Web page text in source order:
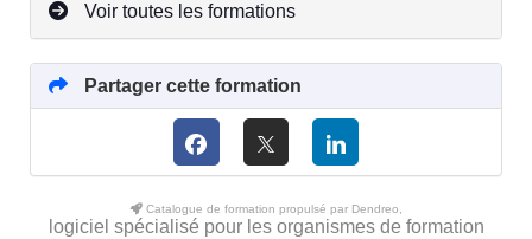
Voir toutes les formations
Partager cette formation
Catalogue de formation propulsé par Dendreo,
logiciel spécialisé pour les organismes de formation